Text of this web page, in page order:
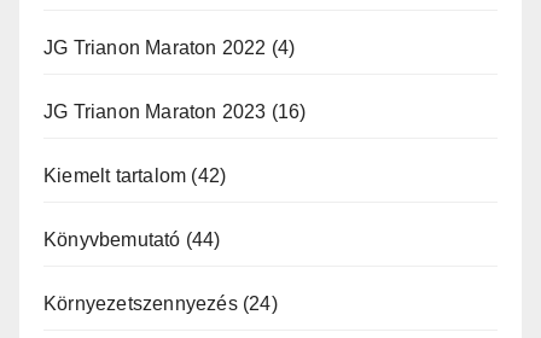
JG Trianon Maraton 2022 (4)
JG Trianon Maraton 2023 (16)
Kiemelt tartalom (42)
Könyvbemutató (44)
Környezetszennyezés(24)